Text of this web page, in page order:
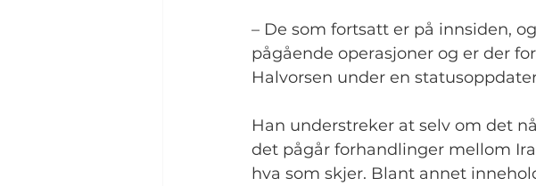
– De som fortsatt er på innsiden,
pågående operasjoner og er der
Halvorsen under en
Han understreker at selv om det
det pågår forhandlinger mellom
hva som skjer. Blant annet